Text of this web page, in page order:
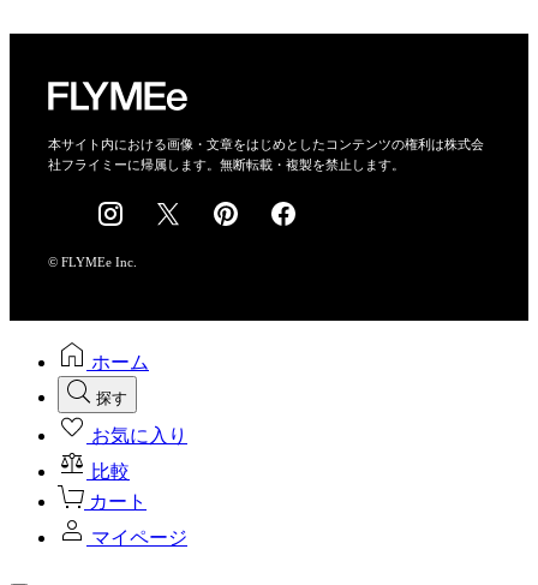
会社概要
採用情報
本サイト内における画像・文章をはじめとしたコンテンツの権利は株式会
社フライミーに帰属します。無断転載・複製を禁止します。
© FLYMEe Inc.
ホーム
探す
お気に入り
比較
カート
マイページ